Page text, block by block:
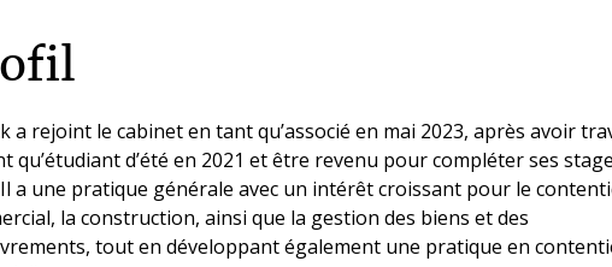
a rejoint le cabinet en tant qu’associé en mai 2023, après avoir
qu’étudiant d’été en 2021 et être revenu pour compléter ses
Il a une pratique générale avec un intérêt croissant pour le
la construction, ainsi que la gestion des biens et des
tout en développant également une pratique en